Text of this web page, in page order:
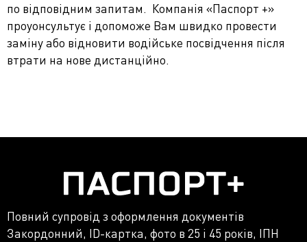
по відповідним запитам. Компанія «Паспорт +»
проуонсультує і допоможе Вам швидко провести
заміну або відновити водійське посвідчення після
втрати на нове дистанційно.
Повний супровід з оформлення документів
Закордонний, ID-картка, фото в 25 і 45 років, ІПН